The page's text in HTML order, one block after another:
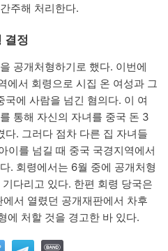
주해 처리한다.
결정
공개처형하기로 했다. 이번에
에서 회령으로 시집 온 여성과 그
에 사람을 넘긴 혐의다. 이 여
통해 자신의 자녀를 중국 돈 3
다. 그러다 점차 다른 집 자녀들
이를 넘길 때 중국 국경지역에서
. 회령에서는 6월 중에 공개처형
다리고 있다. 한편 회령 당국은
서 열렸던 공개재판에서 차후
에 처할 것을 경고한 바 있다.